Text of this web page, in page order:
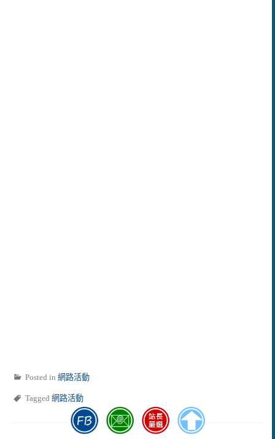
Posted in 網路活動
Tagged 網路活動